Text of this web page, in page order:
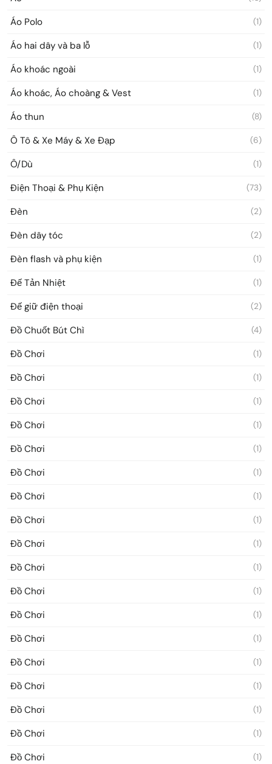
Áo Polo (1)
Áo hai dây và ba lỗ (1)
Áo khoác ngoài (1)
Áo khoác, Áo choàng & Vest (1)
Áo thun (8)
Ô Tô & Xe Máy & Xe Đạp (6)
Ô/Dù (1)
Điện Thoại & Phụ Kiện (73)
Đèn (2)
Đèn dây tóc (2)
Đèn flash và phụ kiện (1)
Đế Tản Nhiệt (1)
Đế giữ điện thoại (2)
Đồ Chuốt Bút Chì (4)
Đồ Chơi (1)
Đồ Chơi (1)
Đồ Chơi (1)
Đồ Chơi (1)
Đồ Chơi (1)
Đồ Chơi (1)
Đồ Chơi (1)
Đồ Chơi (1)
Đồ Chơi (1)
Đồ Chơi (1)
Đồ Chơi (1)
Đồ Chơi (1)
Đồ Chơi (1)
Đồ Chơi (1)
Đồ Chơi (1)
Đồ Chơi (1)
Đồ Chơi (1)
Đồ Chơi (1)